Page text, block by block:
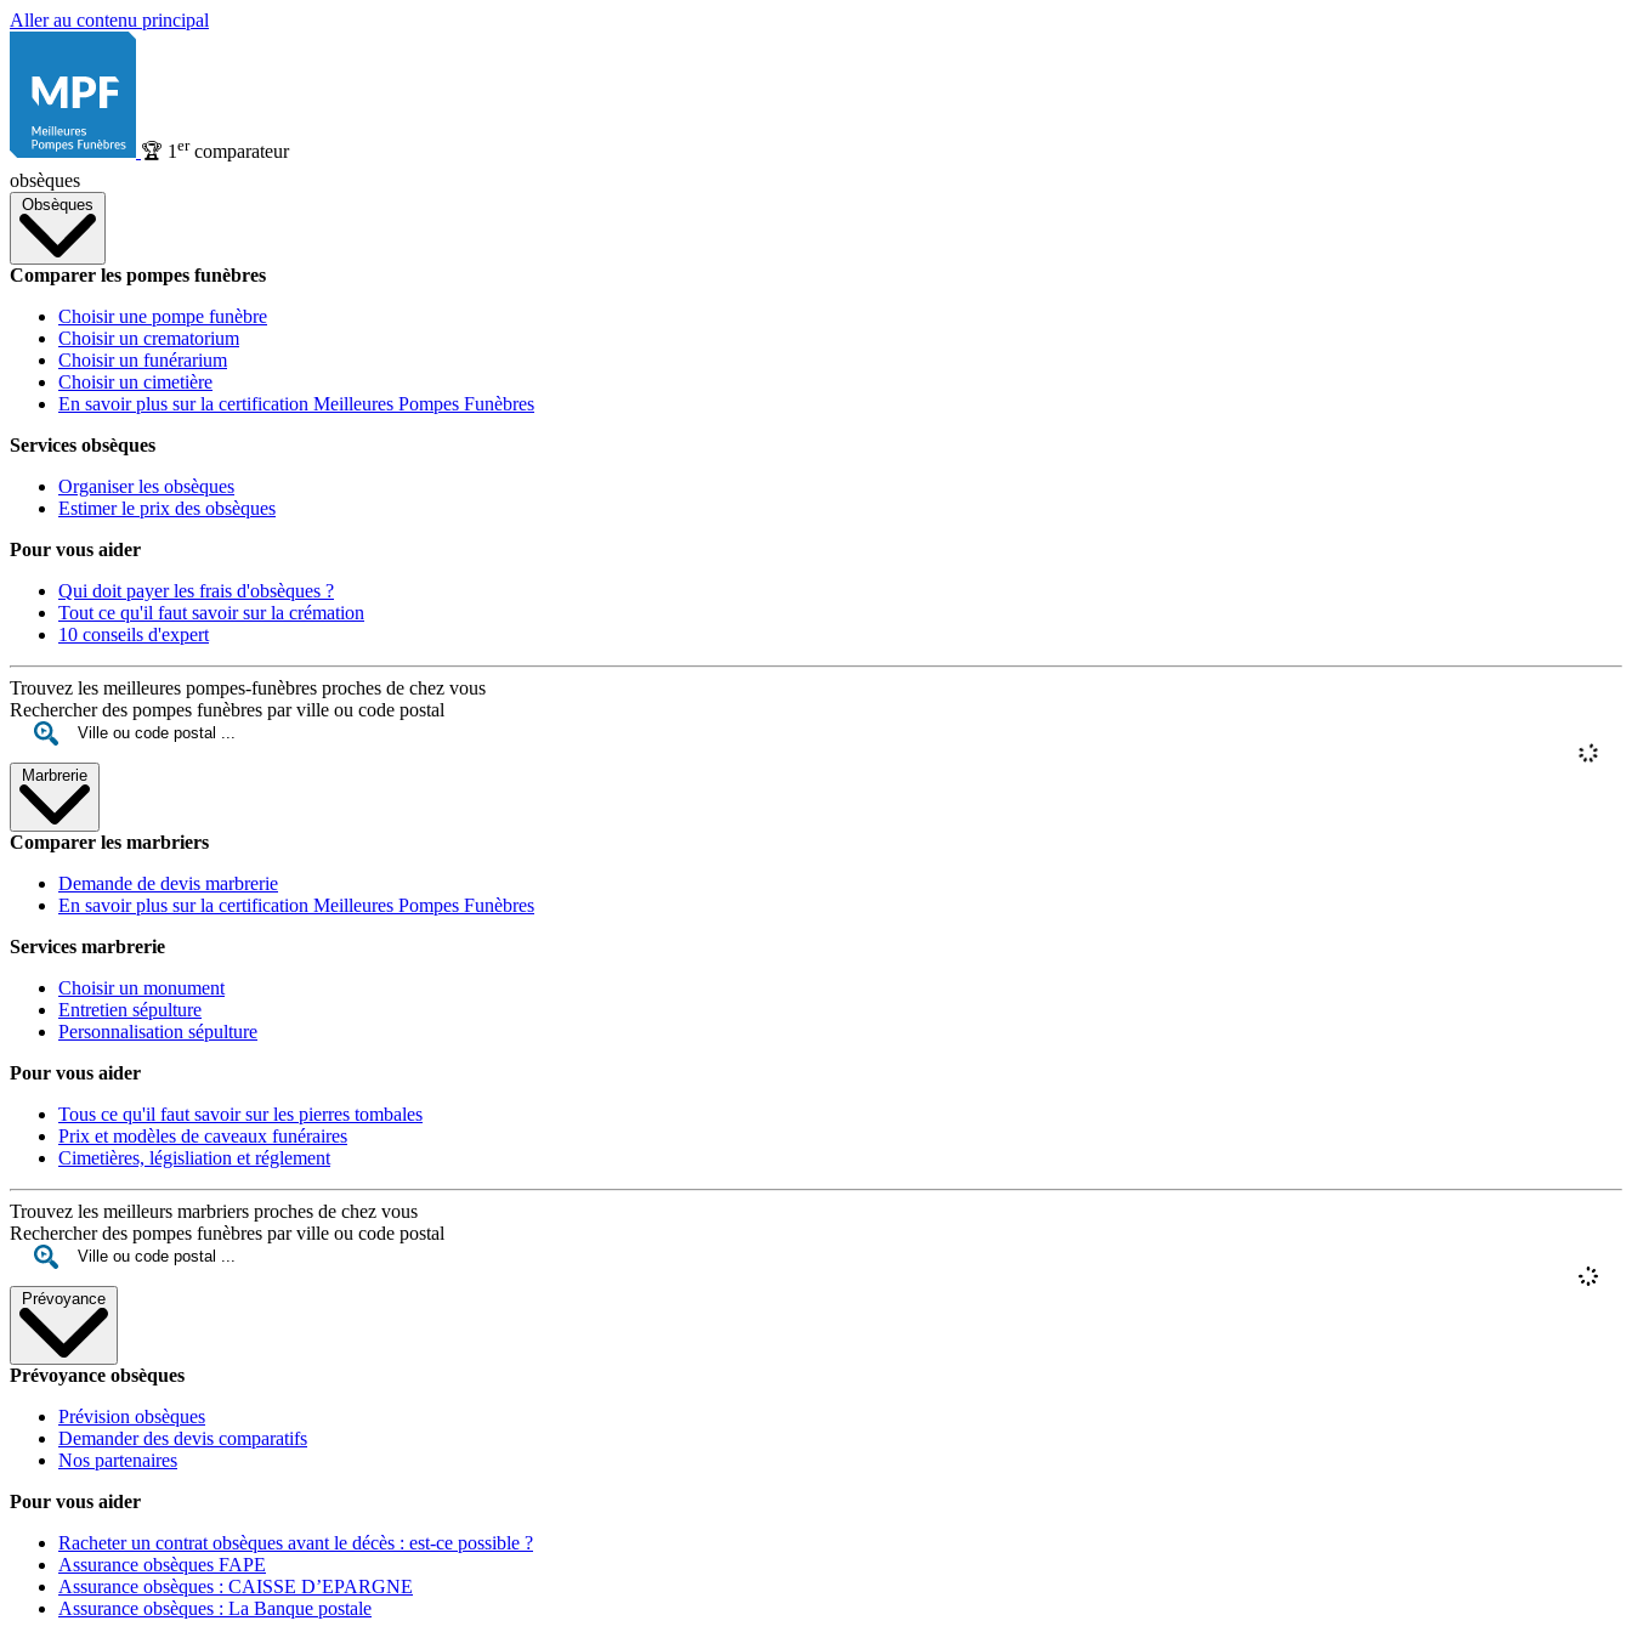
Aller au contenu principal
🏆 1 ercomparateur
obsèques
Obsèques
Comparer les pompes funèbres
Choisir une pompe funèbre
Choisir un crematorium
Choisir un funérarium
Choisir un cimetière
En savoir plus sur la certification Meilleures Pompes Funèbres
Services obsèques
Organiser les obsèques
Estimer le prix des obsèques
Pour vous aider
Qui doit payer les frais d'obsèques ?
Tout ce qu'il faut savoir sur la crémation
10 conseils d'expert
Trouvez les meilleures pompes-funèbres proches de chez vous
Rechercher des pompes funèbres par ville ou code postal
Marbrerie
Comparer les marbriers
Demande de devis marbrerie
En savoir plus sur la certification Meilleures Pompes Funèbres
Services marbrerie
Choisir un monument
Entretien sépulture
Personnalisation sépulture
Pour vous aider
Tous ce qu'il faut savoir sur les pierres tombales
Prix et modèles de caveaux funéraires
Cimetières, législiation et réglement
Trouvez les meilleurs marbriers proches de chez vous
Rechercher des pompes funèbres par ville ou code postal
Prévoyance
Prévoyance obsèques
Prévision obsèques
Demander des devis comparatifs
Nos partenaires
Pour vous aider
Racheter un contrat obsèques avant le décès : est-ce possible ?
Assurance obsèques FAPE
Assurance obsèques : CAISSE D’EPARGNE
Assurance obsèques : La Banque postale